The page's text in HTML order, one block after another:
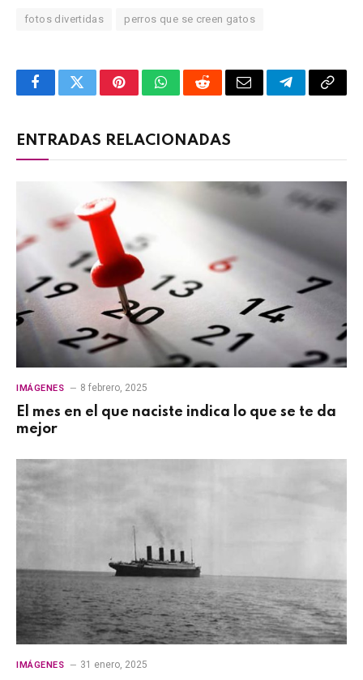
fotos divertidas perros que se creen gatos
FacebookTwitterPinterestWhatsAppRedditEmail TelegramCopy
ENTRADAS RELACIONADAS
IMÁGENES 8 febrero, 2025
El mes en el que naciste indica lo que se te da
mejor
IMÁGENES 31 enero, 2025